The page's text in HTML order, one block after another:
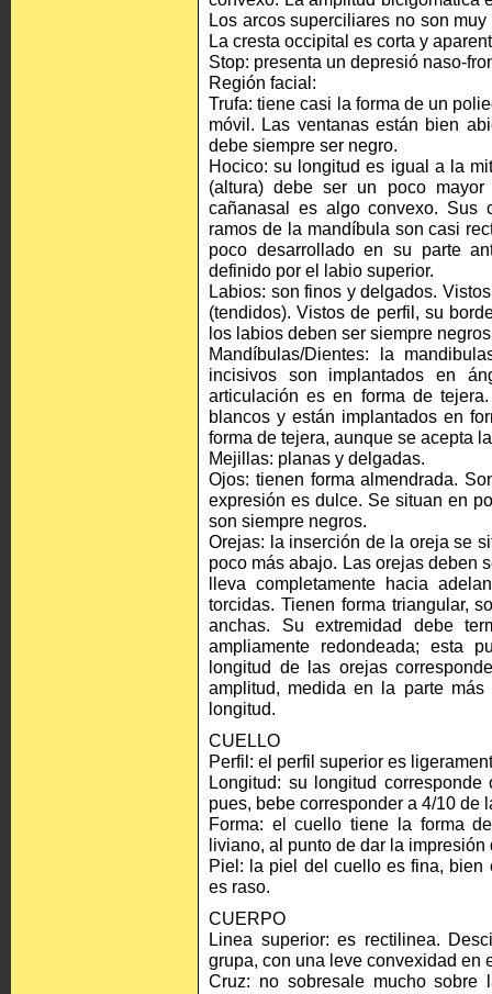
Los arcos superciliares no son
La cresta occipital es corta y
Stop: presenta un depresió naso-
Región facial:
Trufa: tiene casi la forma de un
móvil. Las ventanas están bien
debe siempre ser negro.
Hocico: su longitud es igual a la
(altura) debe ser un poco
cañanasal es algo convexo. Sus
ramos de la mandíbula son casi
poco desarrollado en su parte
definido por el labio superior.
Labios: son finos y delgados.
(tendidos). Vistos de perfil, su
los labios deben ser siempre
Mandíbulas/Dientes: la
incisivos son implantados en
articulación es en forma de
blancos y están implantados en
forma de tejera, aunque se acepta
Mejillas: planas y delgadas.
Ojos: tienen forma almendrada.
expresión es dulce. Se situan en
son siempre negros.
Orejas: la inserción de la oreja se
poco más abajo. Las orejas deben
lleva completamente hacia
torcidas. Tienen forma triangular,
anchas. Su extremidad debe
ampliamente redondeada; esta
longitud de las orejas
amplitud, medida en la parte
longitud.
CUELLO
Perfil: el perfil superior es
Longitud: su longitud
pues, bebe corresponder a 4/10 de
Forma: el cuello tiene la forma
liviano, al punto de dar la
Piel: la piel del cuello es fina, bien
es raso.
CUERPO
Linea superior: es rectilinea.
grupa, con una leve convexidad en
Cruz: no sobresale mucho